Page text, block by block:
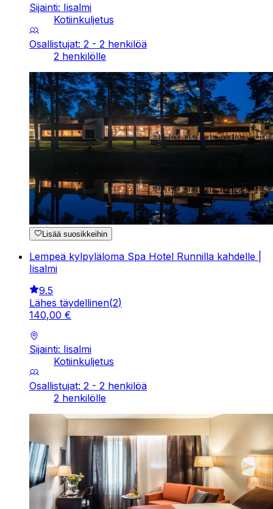
Sijainti: Iisalmi
Kotiinkuljetus
Osallistujat: 2 - 2 henkilöä
2 henkilölle
Lisää suosikkeihin
Lempeä kylpyläloma Spa Hotel Runnilla kahdelle |
Iisalmi
9.5
Lähes täydellinen(2)
140,00 €
Sijainti: Iisalmi
Kotiinkuljetus
Osallistujat: 2 - 2 henkilöä
2 henkilölle